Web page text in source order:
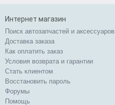
Интернет магазин
Поиск автозапчастей и аксессуаров
Доставка заказа
Как оплатить заказ
Условия возврата и гарантии
Стать клиентом
Восстановить пароль
Форумы
Помощь